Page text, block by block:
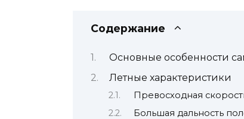
Содержание
Основные особенности
Летные характеристики
Превосходная
Большая дальность